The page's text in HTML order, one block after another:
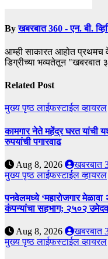
Byखबरबात 360 - एन. बी.
आम्ही साकारत आहोत प्रथमच
डिग्रीच्या भव्यतेतून "खबरबात
Related Post
मुख्य पृष्ठलाईफस्टाईलव्हायरल
कामगार नेते महेंद्र घरत यांची
रुपयांची पगारवाढ
Aug 8, 2026
खबरबात
मुख्य पृष्ठलाईफस्टाईलव्हायरल
पनवेलमध्ये ‘महारोजगार
कंपन्यांचा सहभाग; २५०२
Aug 8, 2026
खबरबात
मुख्य पृष्ठलाईफस्टाईलव्हायरल